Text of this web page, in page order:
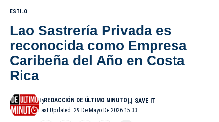
ESTILO
Lao Sastrería Privada es
reconocida como Empresa
Caribeña del Año en Costa
Rica
Last Updated: 29 De Mayo De 2026 15:33
ByREDACCIÓN DE ÚLTIMO MINUTO